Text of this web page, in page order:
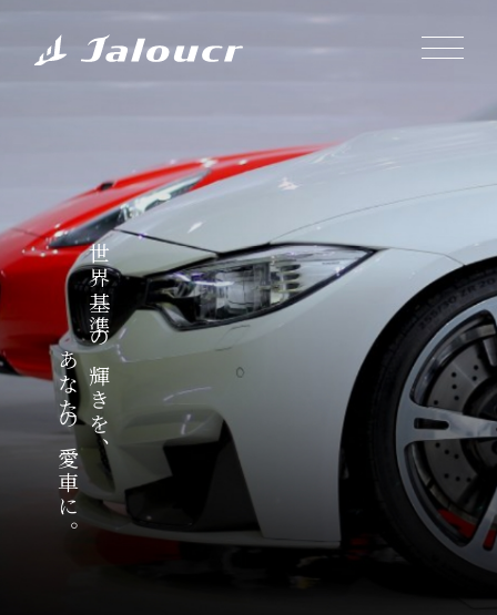
世界基準の輝きを、
あなたの愛車に。